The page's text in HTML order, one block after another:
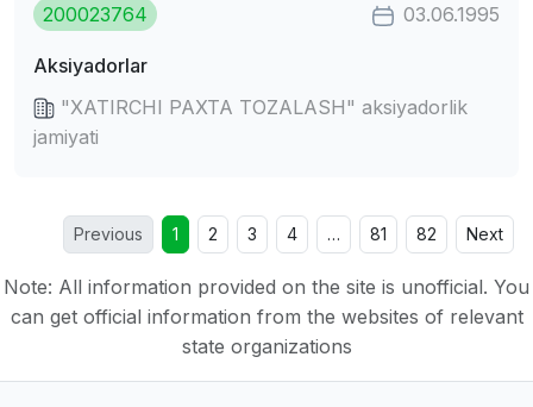
200023764 03.06.1995
Aksiyadorlar
"XATIRCHI PAXTA TOZALASH" aksiyadorlik
jamiyati
Previous 1 2 3 4 … 81 82 Next
Note: All information provided on the site is unofficial. You
can get official information from the websites of relevant
state organizations